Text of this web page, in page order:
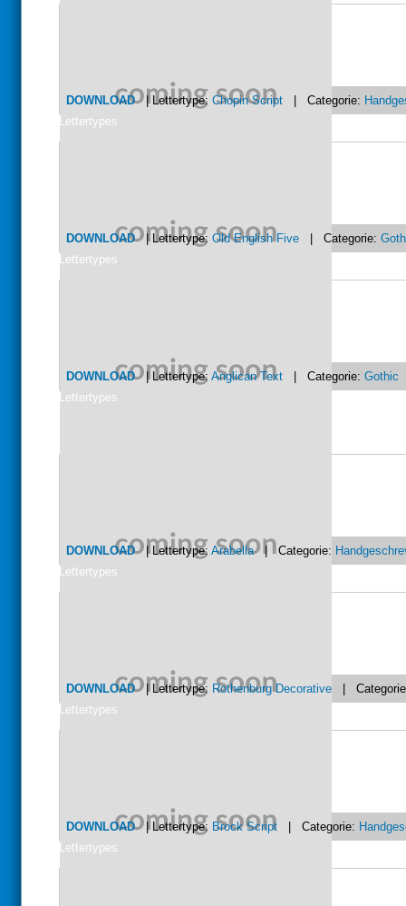
DOWNLOAD| Lettertype: Chopin Script | Categorie:
Lettertypes
DOWNLOAD| Lettertype: Old English Five | Categorie:
Lettertypes
DOWNLOAD| Lettertype: Anglican Text | Categorie: Gothic
Lettertypes
DOWNLOAD| Lettertype: Arabella| Categorie:
Lettertypes
DOWNLOAD| Lettertype: Rothenburg Decorative |
Lettertypes
DOWNLOAD| Lettertype: Brock Script | Categorie:
Lettertypes